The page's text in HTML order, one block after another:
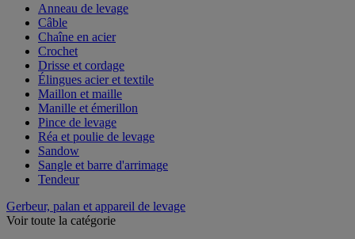
Anneau de levage
Câble
Chaîne en acier
Crochet
Drisse et cordage
Élingues acier et textile
Maillon et maille
Manille et émerillon
Pince de levage
Réa et poulie de levage
Sandow
Sangle et barre d'arrimage
Tendeur
Gerbeur, palan et appareil de levage
Voir toute la catégorie